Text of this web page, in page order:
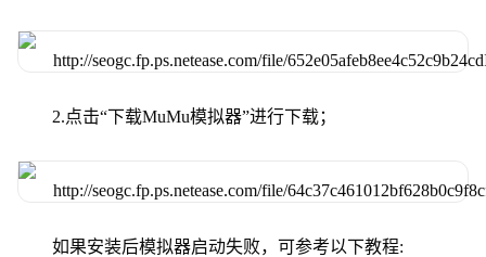
2.点击“下载MuMu模拟器”进行下载；
如果安装后模拟器启动失败，可参考以下教程: